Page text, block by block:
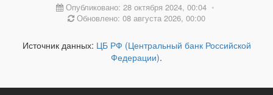
Опубликовано: 28 октября 2024, 00:04 •
Обновлено: 08 августа 2026, 00:00
Источник данных: ЦБ РФ (Центральный банк Российской
Федерации).